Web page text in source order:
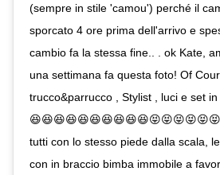
(sempre in stile 'camou') perché il
sporcato 4 ore prima dell'arrivo e
cambio fa la stessa fine.. . ok Kate,
una settimana fa questa foto! Of
trucco&parrucco , Stylist , luci e set
tutti con lo stesso piede dalla scala,
con in braccio bimba immobile a